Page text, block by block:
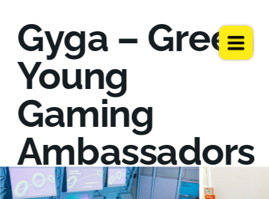
Gyga – Green
Young
Gaming
Ambassadors